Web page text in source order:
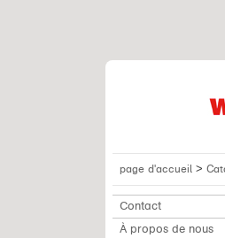
page d'accueil >
Contact
À propos de nous